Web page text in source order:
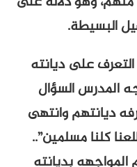
البسيطة.
على ديانته
المدرس السؤال
ديانتهم وانتهى
كلنا مسلمين”..
بديانته